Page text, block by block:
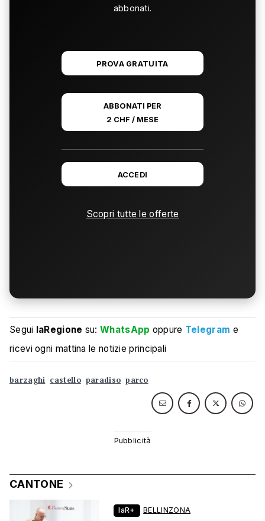
abbonati.
PROVA GRATUITA
ABBONATI PER
2 CHF / MESE
ACCEDI
Scopri tutte le offerte
Segui laRegione su:WhatsApp oppure Telegram e
ricevi ogni mattina le notizie principali
barzaghi castello paradiso parco
CANTONE
laR+ BELLINZONA